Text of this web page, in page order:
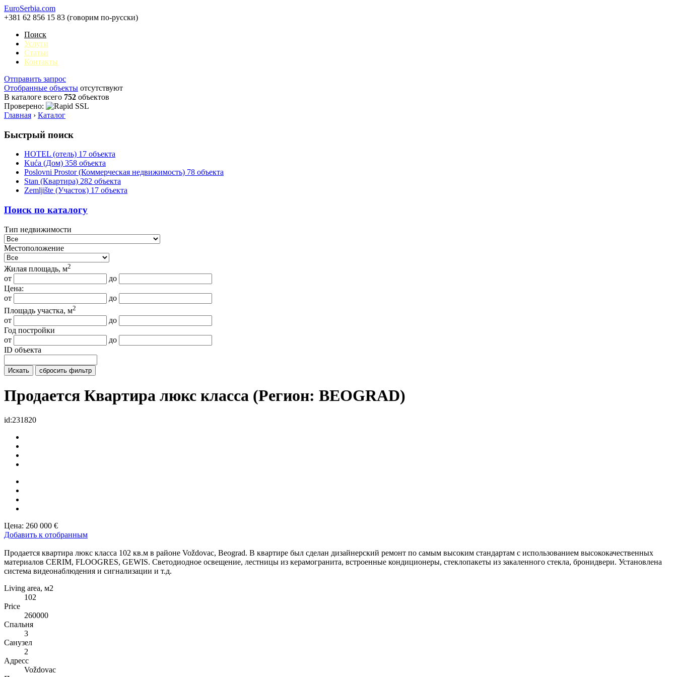
EuroSerbia.com
+381 62 856 15 83 (говорим по-русски)
Поиск
Услуги
Статьи
Контакты
Отправить запрос
Отобранные объекты отсутствуют
В каталоге всего 752 объектов
Проверено:
Главная › Каталог
Быстрый поиск
HOTEL (отель) 17 объекта
Kuća (Дом) 358 объекта
Poslovni Prostor (Коммерческая недвижимость) 78 объекта
Stan (Квартира) 282 объекта
Zemljište (Участок) 17 объекта
Поиск по каталогу
Тип недвижимости
Местоположение
Жилая площадь, м2
от
до
Цена:
от
до
Площадь участка, м2
от
до
Год постройки
от
до
ID объекта
Искать сбросить фильтр
Продается Квартира люкс класса (Регион: BEOGRAD)
id:231820
Цена: 260 000 €
Добавить к отобранным
Продается квартира люкс класса 102 кв.м в районе Voždovac, Beograd. В квартире был сделан дизайнерский ремонт по самым высоким стандартам с использованием высококачественных
материалов CERIM, FLOOGRES, GEWIS. Светодиодное освещение, лестницы из керамогранита, встроенные кондиционеры, стеклопакеты из закаленного стекла, бронидвери. Установлена
система видеонаблюдения и сигнализации и т.д.
Living area, м2
102
Price
260000
Спальня
3
Санузел
2
Адресс
Voždovac